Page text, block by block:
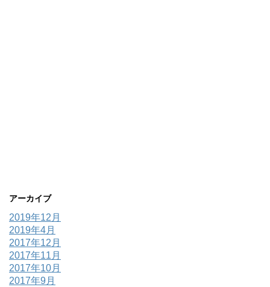
アーカイブ
2019年12月
2019年4月
2017年12月
2017年11月
2017年10月
2017年9月